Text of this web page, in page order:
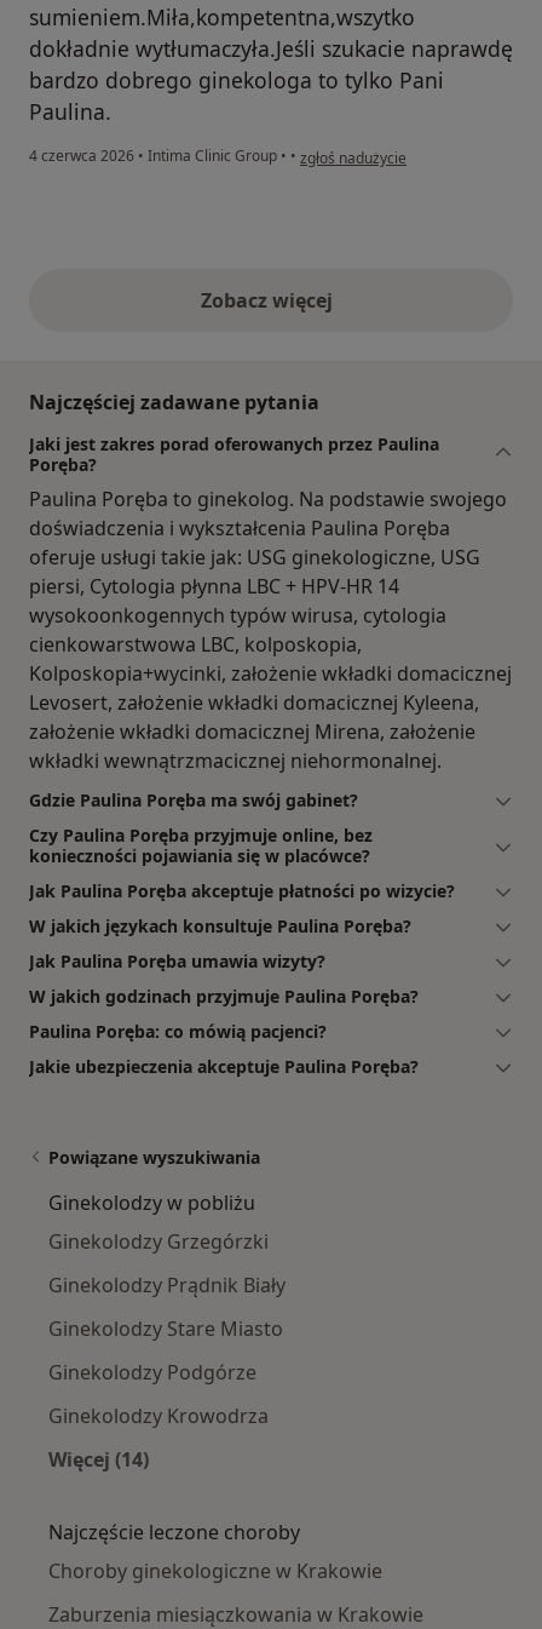
sumieniem.Miła,kompetentna,wszytko
dokładnie wytłumaczyła.Jeśli szukacie naprawdę
bardzo dobrego ginekologa to tylko Pani
Paulina.
4 czerwca 2026 • Intima Clinic Group • • w opinii użytkownika Agnieszka
zgłoś nadużycie
Zobacz więcejopinie powyżej
Najczęściej zadawane pytania
Jaki jest zakres porad oferowanych przez Paulina
Poręba?
Paulina Poręba to ginekolog. Na podstawie swojego
doświadczenia i wykształcenia Paulina Poręba
oferuje usługi takie jak: USG ginekologiczne, USG
piersi, Cytologia płynna LBC + HPV-HR 14
wysokoonkogennych typów wirusa, cytologia
cienkowarstwowa LBC, kolposkopia,
Kolposkopia+wycinki, założenie wkładki domacicznej
Levosert, założenie wkładki domacicznej Kyleena,
założenie wkładki domacicznej Mirena, założenie
wkładki wewnątrzmacicznej niehormonalnej.
Gdzie Paulina Poręba ma swój gabinet?
Czy Paulina Poręba przyjmuje online, bez
konieczności pojawiania się w placówce?
Jak Paulina Poręba akceptuje płatności po wizycie?
W jakich językach konsultuje Paulina Poręba?
Jak Paulina Poręba umawia wizyty?
W jakich godzinach przyjmuje Paulina Poręba?
Paulina Poręba: co mówią pacjenci?
Jakie ubezpieczenia akceptuje Paulina Poręba?
Powiązane wyszukiwania
Ginekolodzy w pobliżu
Ginekolodzy Grzegórzki
Ginekolodzy Prądnik Biały
Ginekolodzy Stare Miasto
Ginekolodzy Podgórze
Ginekolodzy Krowodrza
Więcej (14)
Najczęście leczone choroby
Choroby ginekologiczne w Krakowie
Zaburzenia miesiączkowania w Krakowie